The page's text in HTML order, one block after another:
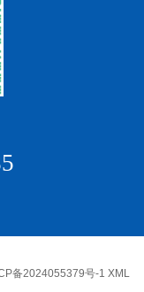
备2024055379号-1 XML